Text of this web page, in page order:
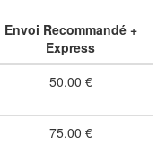
Envoi Recommandé +
Express
50,00 €
75,00 €